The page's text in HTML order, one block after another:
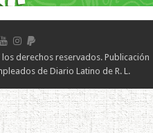
derechos reservados. Publicación
de Diario Latino de R. L.